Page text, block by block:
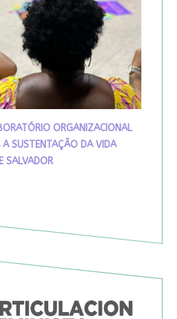
ORGANIZACIONAL
A SUSTENTAÇÃO DA VIDA
SALVADOR